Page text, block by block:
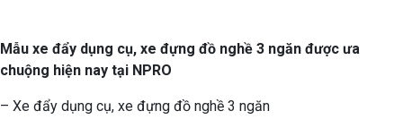
Mẫu xe đẩy dụng cụ, xe đựng đồ nghề 3 ngăn được ưa
chuộng hiện nay tại NPRO
– Xe đẩy dụng cụ, xe đựng đồ nghề 3 ngăn